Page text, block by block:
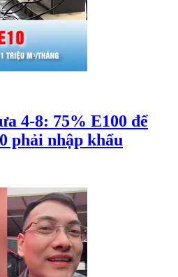
4-8: 75% E100 để
phải nhập khẩu